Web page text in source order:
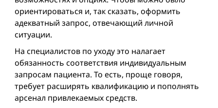
ориентироваться и, так сказать, оформить
адекватный запрос, отвечающий личной
ситуации.
На специалистов по уходу это налагает
обязанность соответствия индивидуальным
запросам пациента. То есть, проще говоря,
требует расширять квалификацию и пополнять
арсенал привлекаемых средств.